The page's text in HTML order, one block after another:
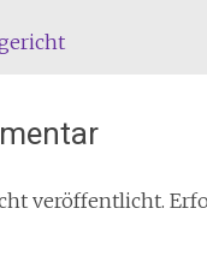
veröffentlicht.